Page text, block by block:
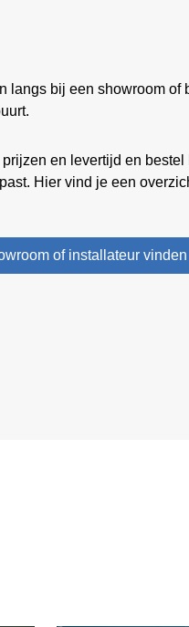
langs bij een showroom of
en levertijd en
Hier vind je een
of installateur vinden